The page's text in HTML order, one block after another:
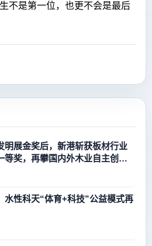
不是第一位，也更不会是最后
明展金奖后，新港斩获板材行业
等奖，再攀国内外木业自主创新
水性科天“体育+科技”公益模式再